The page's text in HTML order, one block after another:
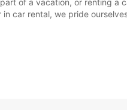
of a vacation, or renting a
in car rental, we pride